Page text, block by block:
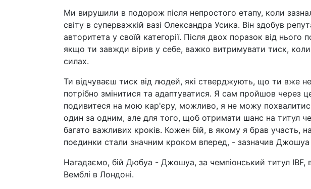
Ми вирушили в подорож після непростого етапу, коли
світу в суперважкій вазі Олександра Усика. Він здобув
авторитета у своїй категорії. Після двох поразок від
якщо ти завжди вірив у себе, важко витримувати тиск, коли
силах.
Ти відчуваєш тиск від людей, які стверджують, що ти вже
потрібно змінитися та адаптуватися. Я сам пройшов через
подивитеся на мою кар'єру, можливо, я не можу
один за одним, але для того, щоб отримати шанс на титул
багато важливих кроків. Кожен бій, в якому я брав участь,
поєдинки стали значним кроком вперед, - зазначив Джошуа
Нагадаємо, бій Дюбуа - Джошуа, за чемпіонський титул IBF,
Вемблі в Лондоні.